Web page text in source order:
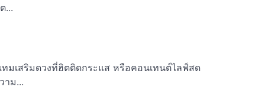
...
ทมเสริมดวงที่ฮิตติดกระแส หรือคอนเทนต์ไลฟ์สด
าม...